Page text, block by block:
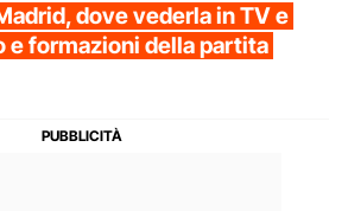
dove vederla in TV e
e formazioni della partita